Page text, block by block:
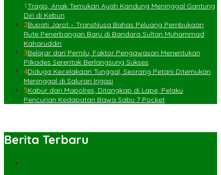
1Tragis, Anak Temukan Ayah Kandung Meninggal Gantung
Diri di Kebun
2Bupati Jarot – TransNusa Bahas Peluang Pembukaan
Rute Penerbangan Baru di Bandara Sultan Muhammad
Kaharuddin
3Belajar dari Pemilu, Faktor Pengawasan Menentukan
Pilkades Serentak Berlangsung Sukses
4Diduga Kecelakaan Tunggal, Seorang Petani Ditemukan
Meninggal di Saluran Irigasi
5Kabur dari Mapolres, Ditangkap di Lape, Pelaku
Pencurian Kedapatan Bawa Sabu 7 Pocket
Berita Terbaru